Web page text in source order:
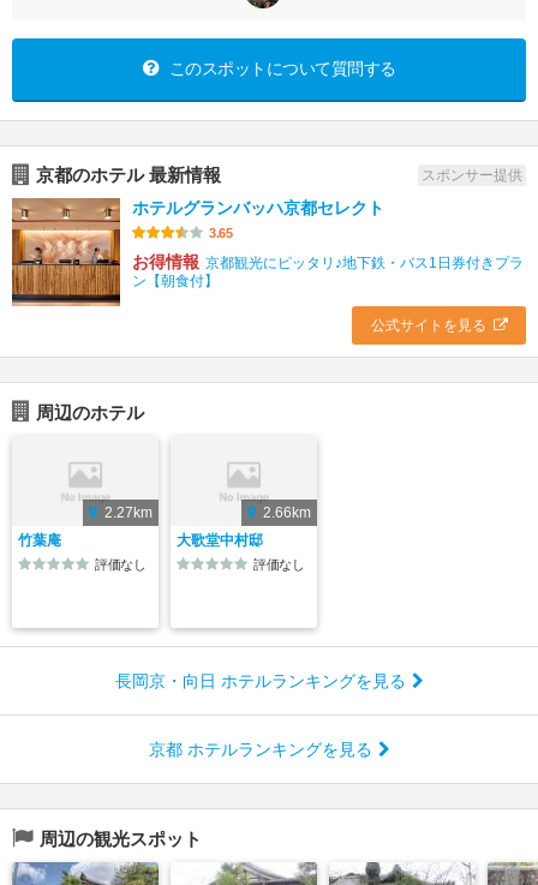
このスポットについて質問する
京都のホテル 最新情報 スポンサー提供
ホテルグランバッハ京都セレクト
3.65
お得情報 京都観光にピッタリ♪地下鉄・バス1日券付きプラ
ン【朝食付】
公式サイトを見る
周辺のホテル
2.27km
竹葉庵
評価なし
2.66km
大歌堂中村邸
評価なし
長岡京・向日 ホテルランキングを見る
京都 ホテルランキングを見る
周辺の観光スポット